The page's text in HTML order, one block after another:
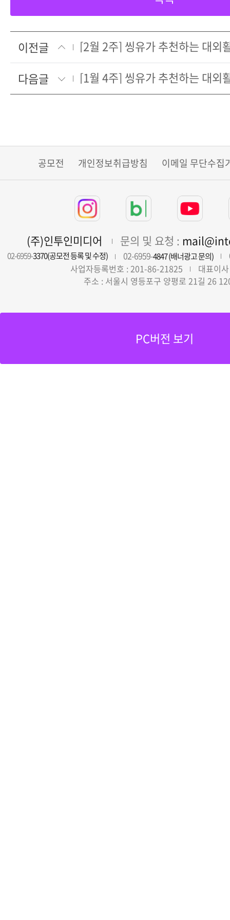
이전글
[2월 2주] 씽유가 추천하는 대외
다음글
[1월 4주] 씽유가 추천하는 대외
공모전 개인정보취급방침 이메일 무단수집
(주)인투인미디어 문의 및 요청 :
02-6959-3370(공모전 등록 및 수정) 02-6959-4847 (배너광고 문의)
사업자등록번호 : 201-86-21825
대표이
주소 : 서울시 영등포구 양평로 21길 26
PC버전 보기